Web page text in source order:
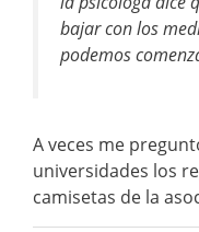
bajar con los
podemos
A veces me
universidades los
camisetas de la